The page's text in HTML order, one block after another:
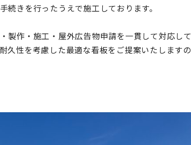
きを行ったうえで施工しております。
製作・施工・屋外広告物申請を一貫して対応して
久性を考慮した最適な看板をご提案いたしますの